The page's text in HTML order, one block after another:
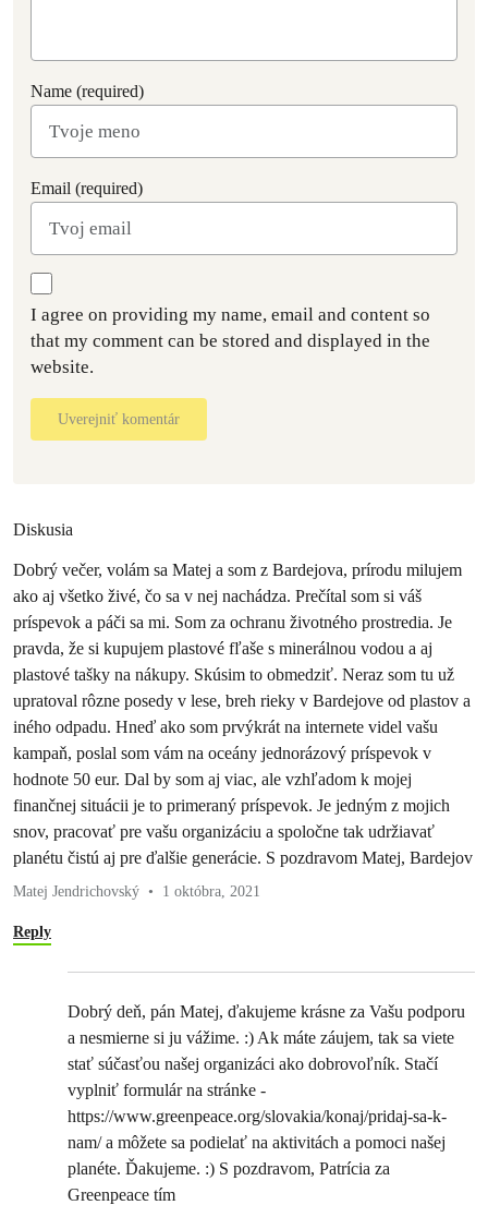
Name (required)
Email (required)
I agree on providing my name, email and content so
that my comment can be stored and displayed in the
website.
Uverejniť komentár
Diskusia
Dobrý večer, volám sa Matej a som z Bardejova, prírodu milujem
ako aj všetko živé, čo sa v nej nachádza. Prečítal som si váš
príspevok a páči sa mi. Som za ochranu životného prostredia. Je
pravda, že si kupujem plastové fľaše s minerálnou vodou a aj
plastové tašky na nákupy. Skúsim to obmedziť. Neraz som tu už
upratoval rôzne posedy v lese, breh rieky v Bardejove od plastov a
iného odpadu. Hneď ako som prvýkrát na internete videl vašu
kampaň, poslal som vám na oceány jednorázový príspevok v
hodnote 50 eur. Dal by som aj viac, ale vzhľadom k mojej
finančnej situácii je to primeraný príspevok. Je jedným z mojich
snov, pracovať pre vašu organizáciu a spoločne tak udržiavať
planétu čistú aj pre ďalšie generácie. S pozdravom Matej, Bardejov
Matej Jendrichovský 1 októbra, 2021
Reply
Dobrý deň, pán Matej, ďakujeme krásne za Vašu podporu
a nesmierne si ju vážime. :) Ak máte záujem, tak sa viete
stať súčasťou našej organizáci ako dobrovoľník. Stačí
vyplniť formulár na stránke -
https://www.greenpeace.org/slovakia/konaj/pridaj-sa-k-
nam/ a môžete sa podielať na aktivitách a pomoci našej
planéte. Ďakujeme. :) S pozdravom, Patrícia za
Greenpeace tím